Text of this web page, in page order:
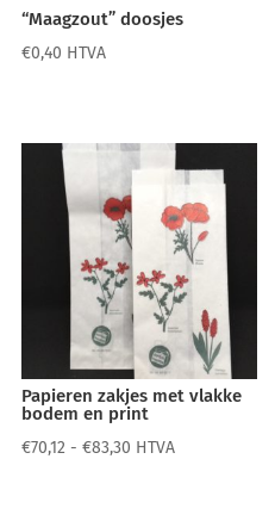
“Maagzout” doosjes
€0,40 HTVA
Papieren zakjes met vlakke
bodem en print
€70,12 - €83,30 Prijsklasse:
HTVA